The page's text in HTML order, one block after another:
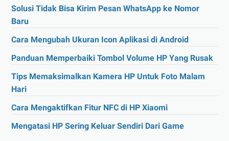
Solusi Tidak Bisa Kirim Pesan WhatsApp ke Nomor
Baru
Cara Mengubah Ukuran Icon Aplikasi di Android
Panduan Memperbaiki Tombol Volume HP Yang Rusak
Tips Memaksimalkan Kamera HP Untuk Foto Malam
Hari
Cara Mengaktifkan Fitur NFC di HP Xiaomi
Mengatasi HP Sering Keluar Sendiri Dari Game